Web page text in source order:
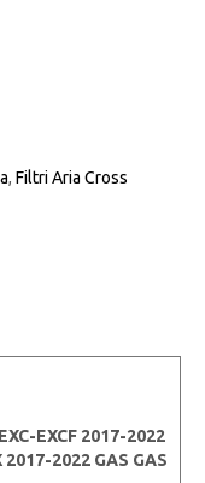
, Filtri Aria Cross
EXCF 2017-2022
2022 GAS GAS